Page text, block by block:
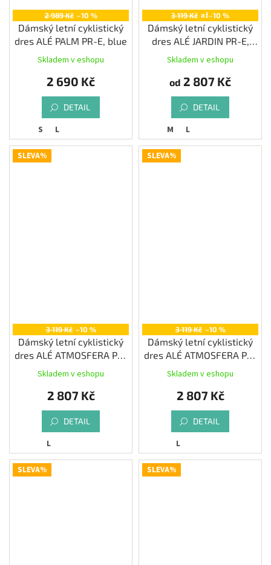
2 989 Kč –10 %
Dámský letní cyklistický
dres ALÉ PALM PR-E, blue
Skladem v eshopu
2 690 Kč
DETAIL
S L
3 119 Kč až–10 %
Dámský letní cyklistický
dres ALÉ JARDIN PR-E,
multicolor
Skladem v eshopu
od 2 807 Kč
DETAIL
M L
SLEVA%
3 119 Kč –10 %
Dámský letní cyklistický
dres ALÉ ATMOSFERA PR-
Skladem v eshopu
2 807 Kč
DETAIL
L
SLEVA%
3 119 Kč –10 %
Dámský letní cyklistický
dres ALÉ ATMOSFERA PR-
E, water green
Skladem v eshopu
2 807 Kč
DETAIL
L
SLEVA% SLEVA%